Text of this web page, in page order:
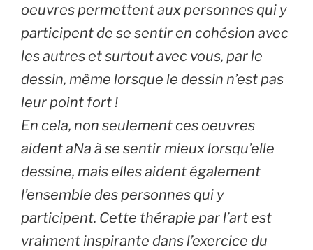
oeuvres permettent aux personnes qui y
participent de se sentir en cohésion avec
les autres et surtout avec vous, par le
dessin, même lorsque le dessin n’est pas
leur point fort !
En cela, non seulement ces oeuvres
aident aNa à se sentir mieux lorsqu’elle
dessine, mais elles aident également
l’ensemble des personnes qui y
participent. Cette thérapie par l’art est
vraiment inspirante dans l’exercice du